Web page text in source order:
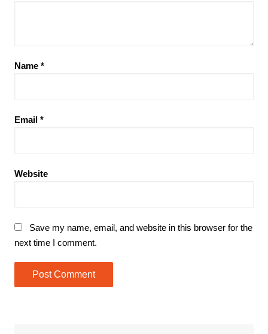
Name *
Email *
Website
Save my name, email, and website in this browser for the
next time I comment.